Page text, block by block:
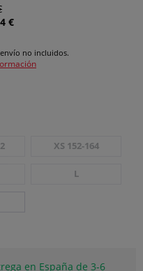
€
no incluidos.
XS 152-164
L
en España de 3-6